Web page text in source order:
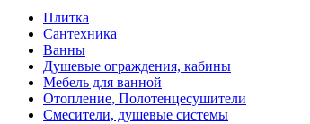
Плитка
Сантехника
Ванны
Душевые ограждения, кабины
Мебель для ванной
Отопление, Полотенцесушители
Смесители, душевые системы